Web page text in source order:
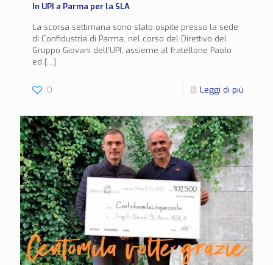
In UPI a Parma per la SLA
La scorsa settimana sono stato ospite presso la sede
di Confidustria di Parma, nel corso del Direttivo del
Gruppo Giovani dell’UPI, assieme al fratellone Paolo
ed […]
0 Leggi di più